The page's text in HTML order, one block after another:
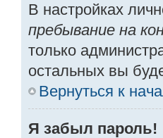
В настройках
пребывание на
только
остальных вы
Вернуться к
Я забыл пароль!